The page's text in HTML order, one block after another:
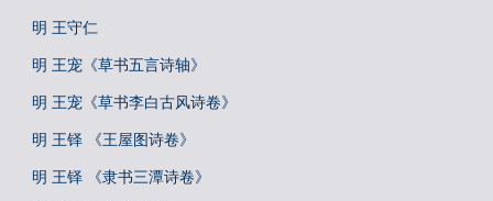
明 王守仁
明 王宠《草书五言诗轴》
明 王宠《草书李白古风诗卷》
明 王铎 《王屋图诗卷》
明 王铎 《隶书三潭诗卷》